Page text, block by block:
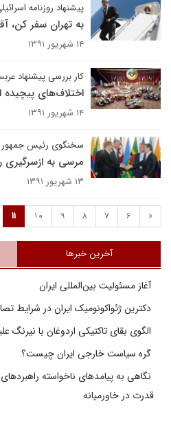
پیشنهاد روزنامه
به تهران سفر کن،
۱۴ شهریور ۱۳۹۱
کار بررسی پیشنهاد
اختلاف‌های
۱۴ شهریور ۱۳۹۱
سخنگوی رئیس
مرسی به ازسرگیری
۱۳ شهریور ۱۳۹۱
«
6
7
8
9
10
11
آخرین خبرها
آغاز مسئولیت بین‌المللی ایران
دکترین ژئواکونومیک ایران در شرایط
الگوی بقای تاکتیکی اردوغان با نیرنگ
گره سیاست خارجی ایران چیست؟
نگاهی به پیامدهای ناخواسته
قدرت در خاورمیانه